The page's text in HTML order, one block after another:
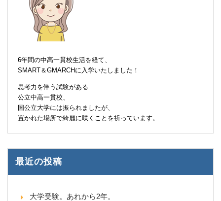
6年間の中高一貫校生活を経て、
SMART＆GMARCHに入学いたしました！
思考力を伴う試験がある
公立中高一貫校、
国公立大学には振られましたが、
置かれた場所で綺麗に咲くことを祈っています。
最近の投稿
大学受験。あれから2年。